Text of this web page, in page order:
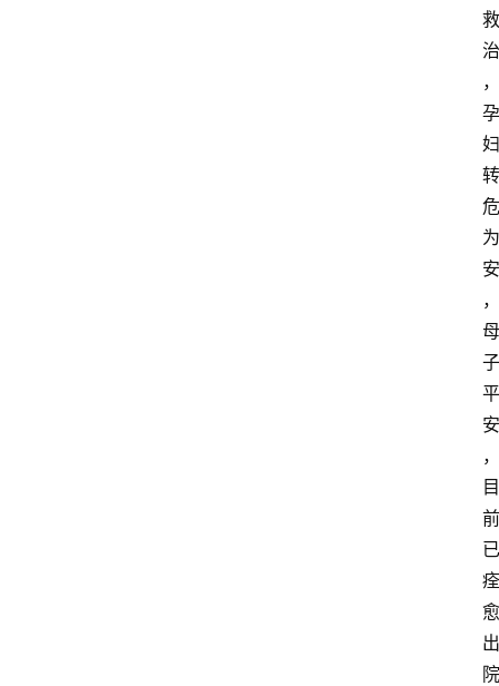
救
治
，
孕
妇
转
危
为
安
，
母
子
平
安
，
目
前
已
痊
愈
出
院